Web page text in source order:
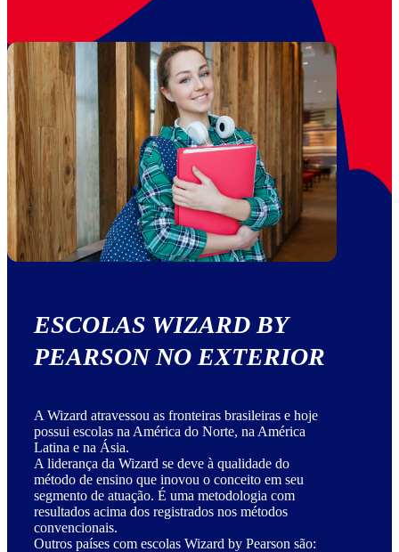
ESCOLAS WIZARD BY
PEARSON NO EXTERIOR
A Wizard atravessou as fronteiras brasileiras e hoje
possui escolas na América do Norte, na América
Latina e na Ásia.
A liderança da Wizard se deve à qualidade do
método de ensino que inovou o conceito em seu
segmento de atuação. É uma metodologia com
resultados acima dos registrados nos métodos
convencionais.
Outros países com escolas Wizard by Pearson são: